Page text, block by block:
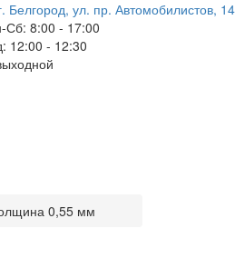
Белгород, ул. пр. Автомобилистов, 14
Сб: 8:00 - 17:00
12:00 - 12:30
0,55 мм